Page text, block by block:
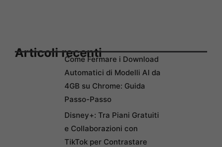
Articoli recentiCome Fermare i Download
Automatici di Modelli AI da
4GB su Chrome: Guida
Passo-Passo
Disney+: Tra Piani Gratuiti
e Collaborazioni con
TikTok per Contrastare